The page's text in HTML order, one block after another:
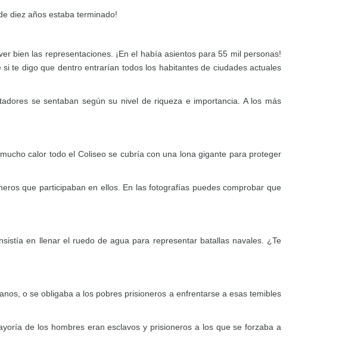
diez años estaba terminado!
bien las representaciones. ¡En el había asientos para 55 mil personas!
te digo que dentro entrarían todos los habitantes de ciudades actuales
se sentaban según su nivel de riqueza e importancia. A los más
calor todo el Coliseo se cubría con una lona gigante para proteger
que participaban en ellos. En las fotografías puedes comprobar que
en llenar el ruedo de agua para representar batallas navales. ¿Te
o se obligaba a los pobres prisioneros a enfrentarse a esas temibles
de los hombres eran esclavos y prisioneros a los que se forzaba a